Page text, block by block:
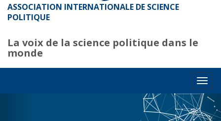
ASSOCIATION INTERNATIONALE DE SCIENCE
POLITIQUE
La voix de la science politique dans le
monde